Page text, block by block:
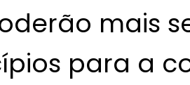
mais
para a